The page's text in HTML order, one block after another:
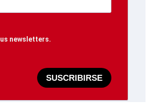
newsletters.
SUSCRIBIRSE